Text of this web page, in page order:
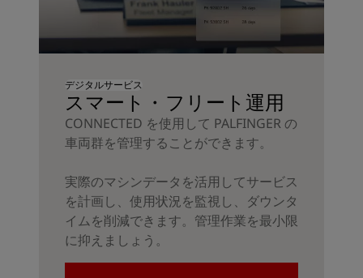
スマート・フリート運用
デジタルサービス
CONNECTED を使用して PALFINGER の
車両群を管理することができます。
実際のマシンデータを活用してサービス
を計画し、使用状況を監視し、ダウンタ
イムを削減できます。管理作業を最小限
に抑えましょう。